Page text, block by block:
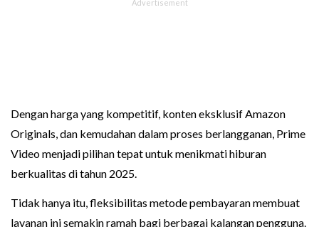
Dengan harga yang kompetitif, konten eksklusif Amazon
Originals, dan kemudahan dalam proses berlangganan, Prime
Video menjadi pilihan tepat untuk menikmati hiburan
berkualitas di tahun 2025.
Tidak hanya itu, fleksibilitas metode pembayaran membuat
layanan ini semakin ramah bagi berbagai kalangan pengguna.